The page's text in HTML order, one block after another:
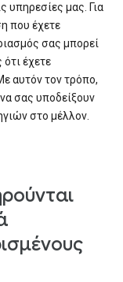
υπηρεσίες μας. Για
που έχετε
σας μπορεί
έχετε
αυτόν τον τρόπο,
σας υποδείξουν
στο μέλλον.